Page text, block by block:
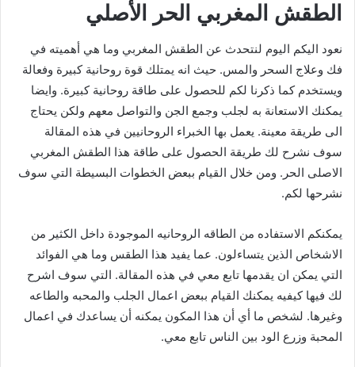
الطقش المغربي الحر الأصلي
نعود اليكم اليوم لنتحدث عن الطقش المغربي وما هي أهميته في
فك وعلاج السحر والمس. حيث انه يمتلك قوة روحانية كبيرة وفعالة
ويستخدم كما ذكرنا لكم للحصول على طاقة روحانية كبيرة. وايضا
يمكنك الاستعانة به لجلب وجمع الجن والتواصل معهم ولكن يحتاج
الى طريقة معينة. يعمل بها الخبراء الروحانيين في هذه المقالة
سوف نشرح لك طريقة الحصول على طاقة هذا الطقش المغربي
الاصلى الحر. ومن خلال القيام ببعض الخطوات البسيطة التي سوف
نشرحها لكم.
يمكنكم الاستفاده من الطاقه الروحانيه الموجودة داخل الكثير من
الاشخاص الذين يتساءلون. عما يفيد هذا الطقس وما هي الفوائد
التي يمكن ان يقدمها تابع معي في هذه المقالة. التي سوف اشرح
لك فيها كيفيه يمكنك القيام ببعض اعمال الجلب والمحبه والطاعه
وغيرها. لشخص ما أي أن هذا المكون يمكنه أن يساعدك في اعمال
المحبة وزرع الود بين الناس تابع معي.